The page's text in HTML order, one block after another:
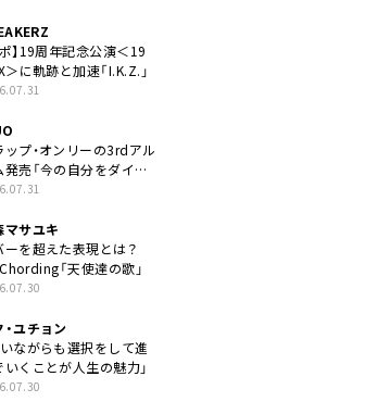
ポ】19周年記念公演＜19
＞に軌跡と加速「I.K.Z.」
ップ・オンリーの3rdアル
発売「今の自分をダイレ
」
マサユキ
ーを超えた表現とは？
「天使達の歌」
・ユチョン
いながらも選択をして進
いくことが人生の魅力」